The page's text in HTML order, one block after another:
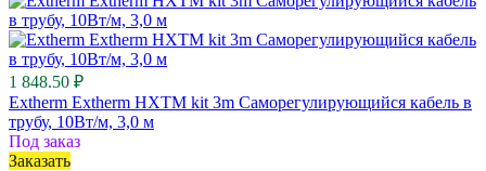
1 848.50 ₽
Extherm Extherm HXTM kit 3m Саморегулирующийся кабель в
трубу, 10Вт/м, 3,0 м
Под заказ
Заказать